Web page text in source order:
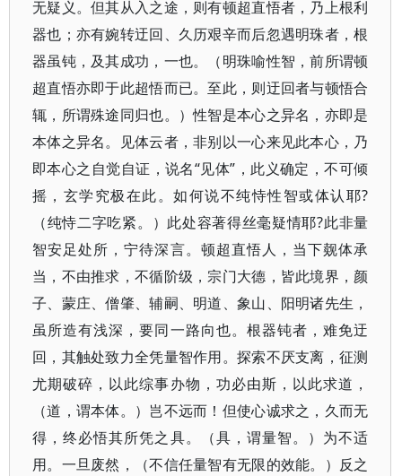
无疑义。但其从入之途，则有顿超直悟者，乃上根利
器也；亦有婉转迂回、久历艰辛而后忽遇明珠者，根
器虽钝，及其成功，一也。（明珠喻性智，前所谓顿
超直悟亦即于此超悟而已。至此，则迂回者与顿悟合
辄，所谓殊途同归也。）性智是本心之异名，亦即是
本体之异名。见体云者，非别以一心来见此本心，乃
即本心之自觉自证，说名“见体”，此义确定，不可倾
摇，玄学究极在此。如何说不纯恃性智或体认耶?
（纯恃二字吃紧。）此处容著得丝毫疑情耶?此非量
智安足处所，宁待深言。顿超直悟人，当下觌体承
当，不由推求，不循阶级，宗门大德，皆此境界，颜
子、蒙庄、僧肇、辅嗣、明道、象山、阳明诸先生，
虽所造有浅深，要同一路向也。根器钝者，难免迂
回，其触处致力全凭量智作用。探索不厌支离，征测
尤期破碎，以此综事办物，功必由斯，以此求道，
（道，谓本体。）岂不远而！但使心诚求之，久而无
得，终必悟其所凭之具。（具，谓量智。）为不适
用。一旦废然，（不信任量智有无限的效能。）反之